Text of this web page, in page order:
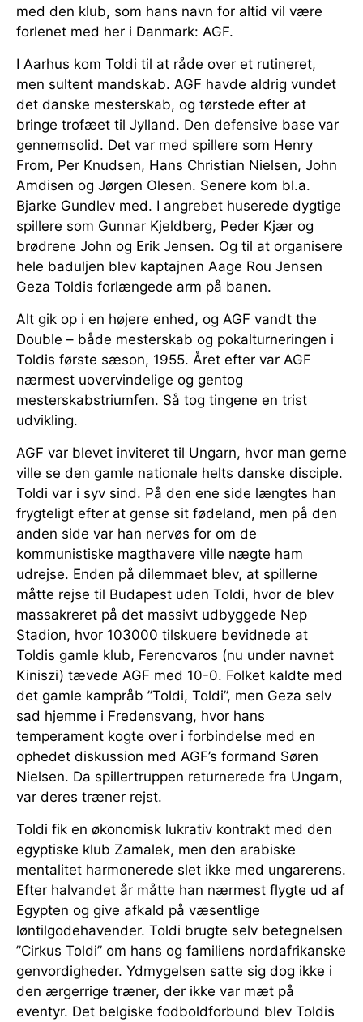
med den klub, som hans navn for altid vil være
forlenet med her i Danmark: AGF.
I Aarhus kom Toldi til at råde over et rutineret,
men sultent mandskab. AGF havde aldrig vundet
det danske mesterskab, og tørstede efter at
bringe trofæet til Jylland. Den defensive base var
gennemsolid. Det var med spillere som Henry
From, Per Knudsen, Hans Christian Nielsen, John
Amdisen og Jørgen Olesen. Senere kom bl.a.
Bjarke Gundlev med. I angrebet huserede dygtige
spillere som Gunnar Kjeldberg, Peder Kjær og
brødrene John og Erik Jensen. Og til at organisere
hele baduljen blev kaptajnen Aage Rou Jensen
Geza Toldis forlængede arm på banen.
Alt gik op i en højere enhed, og AGF vandt the
Double – både mesterskab og pokalturneringen i
Toldis første sæson, 1955. Året efter var AGF
nærmest uovervindelige og gentog
mesterskabstriumfen. Så tog tingene en trist
udvikling.
AGF var blevet inviteret til Ungarn, hvor man gerne
ville se den gamle nationale helts danske disciple.
Toldi var i syv sind. På den ene side længtes han
frygteligt efter at gense sit fødeland, men på den
anden side var han nervøs for om de
kommunistiske magthavere ville nægte ham
udrejse. Enden på dilemmaet blev, at spillerne
måtte rejse til Budapest uden Toldi, hvor de blev
massakreret på det massivt udbyggede Nep
Stadion, hvor 103000 tilskuere bevidnede at
Toldis gamle klub, Ferencvaros (nu under navnet
Kiniszi) tævede AGF med 10-0. Folket kaldte med
det gamle kampråb ”Toldi, Toldi”, men Geza selv
sad hjemme i Fredensvang, hvor hans
temperament kogte over i forbindelse med en
ophedet diskussion med AGF’s formand Søren
Nielsen. Da spillertruppen returnerede fra Ungarn,
var deres træner rejst.
Toldi fik en økonomisk lukrativ kontrakt med den
egyptiske klub Zamalek, men den arabiske
mentalitet harmonerede slet ikke med ungarerens.
Efter halvandet år måtte han nærmest flygte ud af
Egypten og give afkald på væsentlige
løntilgodehavender. Toldi brugte selv betegnelsen
”Cirkus Toldi” om hans og familiens nordafrikanske
genvordigheder. Ydmygelsen satte sig dog ikke i
den ærgerrige træner, der ikke var mæt på
eventyr. Det belgiske fodboldforbund blev Toldis